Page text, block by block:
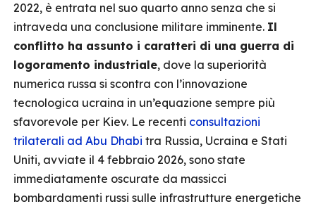
2022, è entrata nel suo quarto anno senza che si
intraveda una conclusione militare imminente. Il
conflitto ha assunto i caratteri di una guerra di
logoramento industriale, dove la superiorità
numerica russa si scontra con l’innovazione
tecnologica ucraina in un’equazione sempre più
sfavorevole per Kiev. Le recenti consultazioni
trilaterali ad Abu Dhabi tra Russia, Ucraina e Stati
Uniti, avviate il 4 febbraio 2026, sono state
immediatamente oscurate da massicci
bombardamenti russi sulle infrastrutture energetiche